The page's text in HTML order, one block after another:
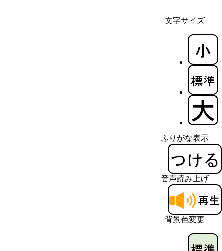
文字サイズ
ふりがな表示
音声読み上げ
背景色変更